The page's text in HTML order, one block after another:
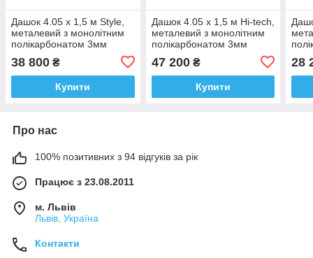
Дашок 4.05 x 1,5 м Style,
металевий з монолітним
полікарбонатом 3мм
38 800 ₴
Купити
Дашок 4.05 x 1,5 м Hi-tech,
металевий з монолітним
полікарбонатом 3мм
47 200₴
Купити
28
Про нас
100% позитивних з 94 відгуків за рік
Працює з 23.08.2011
м. Львів
Львів, Україна
Контакти